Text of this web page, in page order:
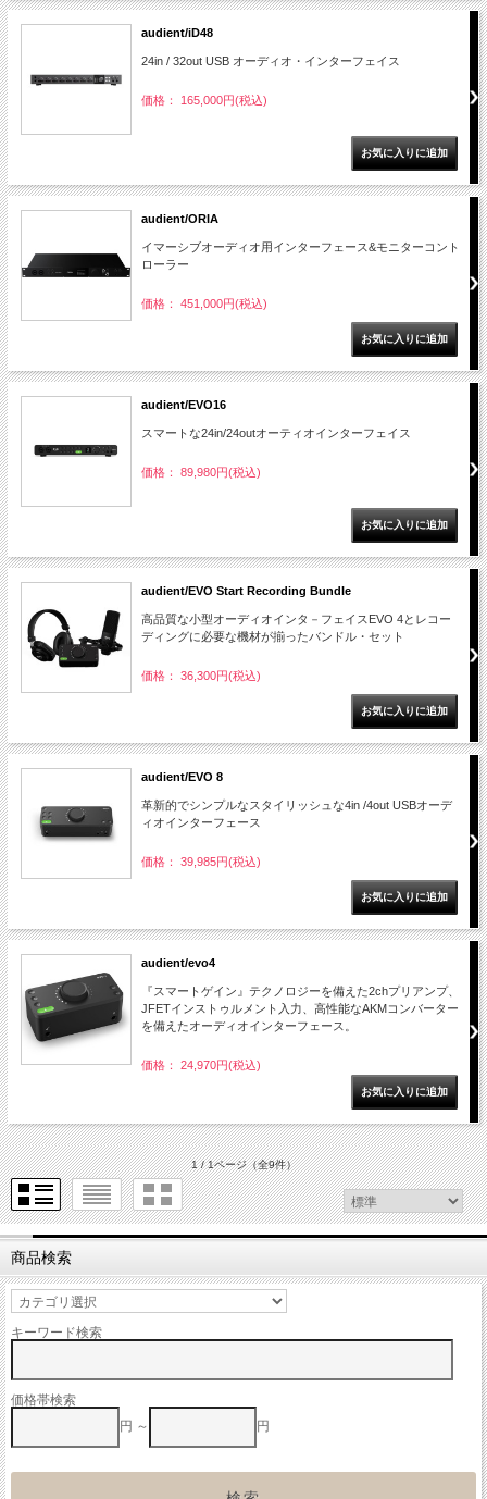
audient/iD48
24in / 32out USB オーディオ・インターフェイス
価格： 165,000円(税込)
audient/ORIA
イマーシブオーディオ用インターフェース&モニターコント
ローラー
価格： 451,000円(税込)
audient/EVO16
スマートな24in/24outオーティオインターフェイス
価格： 89,980円(税込)
audient/EVO Start Recording Bundle
高品質な小型オーディオインタ－フェイスEVO 4とレコー
ディングに必要な機材が揃ったバンドル・セット
価格： 36,300円(税込)
audient/EVO 8
革新的でシンプルなスタイリッシュな4in /4out USBオーデ
ィオインターフェース
価格： 39,985円(税込)
audient/evo4
『スマートゲイン』テクノロジーを備えた2chプリアンプ、
JFETインストゥルメント入力、高性能なAKMコンバーター
を備えたオーディオインターフェース。
価格： 24,970円(税込)
1 / 1ページ（全9件）
商品検索
キーワード検索
価格帯検索
円 ～
円